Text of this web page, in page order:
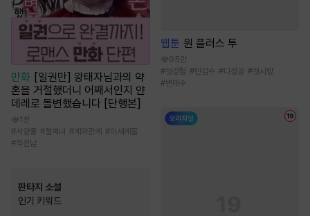
만화 [일권만] 왕태자님과의 약
혼을 거절했더니 어째서인지 얀
데레로 돌변했습니다 [단행본]
1천
#서양풍 #철벽녀 # 계약관계 #이세계물
#직진남
판타지 소설
인기 키워드
웹툰 원 플러스 투
95만
#첫경험 #민감수 #다정공 #첫사랑
#변태수